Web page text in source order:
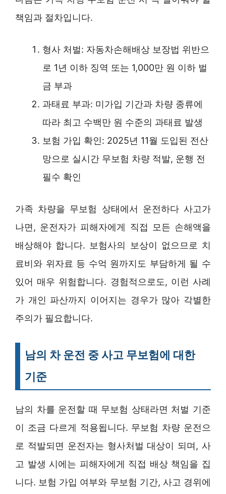
책임과 절차입니다.
형사 처벌: 자동차손해배상 보장법 위반으
로 1년 이하 징역 또는 1,000만 원 이하 벌
금 부과
과태료 부과: 미가입 기간과 차량 종류에
따라 최고 수백만 원 수준의 과태료 발생
보험 가입 확인: 2025년 11월 도입된 전산
망으로 실시간 무보험 차량 적발, 운행 전
필수 확인
가족 차량을 무보험 상태에서 운전하다 사고가
나면, 운전자가 피해자에게 직접 모든 손해액을
배상해야 합니다. 보험사의 보상이 없으므로 치
료비와 위자료 등 수억 원까지도 부담하게 될 수
있어 매우 위험합니다. 경험적으로도, 이런 사례
가 개인 파산까지 이어지는 경우가 많아 각별한
주의가 필요합니다.
남의 차 운전 중 사고 무보험에 대한
기준
남의 차를 운전할 때 무보험 상태라면 처벌 기준
이 조금 다르게 적용됩니다. 무보험 차량 운전으
로 적발되면 운전자는 형사처벌 대상이 되며, 사
고 발생 시에는 피해자에게 직접 배상 책임을 집
니다. 보험 가입 여부와 무보험 기간, 사고 경위에